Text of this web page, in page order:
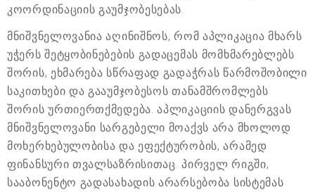
კოორდინაციის გაუმჯობესებას.
მნიშვნელოვანია აღინიშნოს, რომ აპლიკაცია მხარს
უჭერს შეტყობინებების გადაცემას მომხმარებლებს
შორის, ეხმარება სწრაფად გადაჭრას წარმოშობილი
საკითხები და გააუმჯობესოს თანამშრომლებს
შორის ურთიერთქმედება. აპლიკაციის დანერგვას
მნიშვნელოვანი სარგებელი მოაქვს არა მხოლოდ
მოხერხებულობისა და ეფექტურობის, არამედ
ფინანსური თვალსაზრისითაც. პირველ რიგში,
სააბონენტო გადასახადის არარსებობა სისტემას